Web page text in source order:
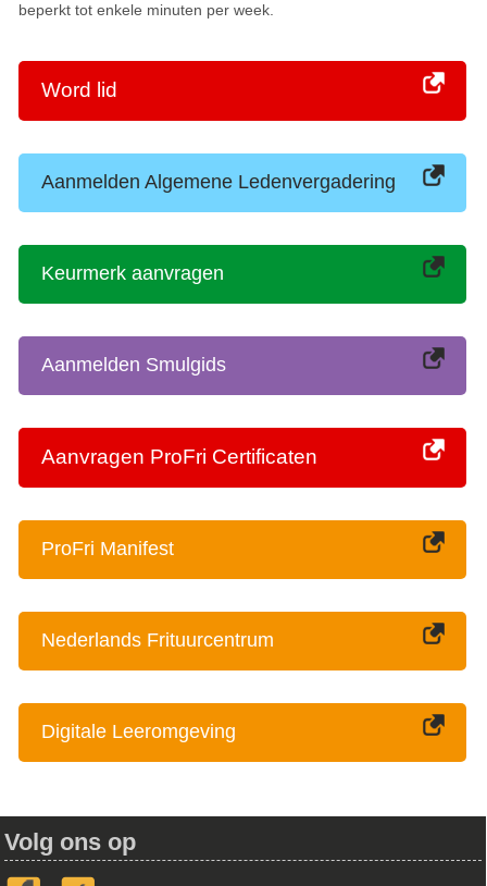
beperkt tot enkele minuten per week.
Word lid
Aanmelden Algemene Ledenvergadering
Keurmerk aanvragen
Aanmelden Smulgids
Aanvragen ProFri Certificaten
ProFri Manifest
Nederlands Frituurcentrum
Digitale Leeromgeving
Volg ons op